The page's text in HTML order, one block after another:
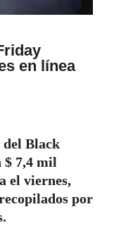
en línea
del Black
$ 7,4 mil
el viernes,
por